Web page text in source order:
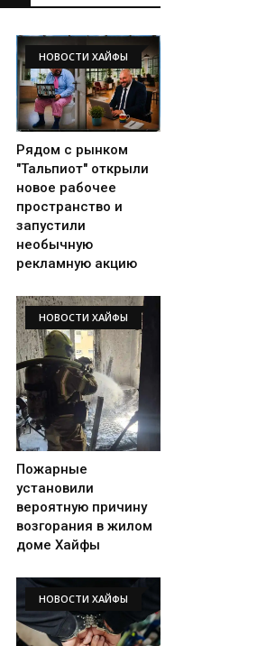
НОВОСТИ ХАЙФЫ
Рядом с рынком
"Тальпиот" открыли
новое рабочее
пространство и
запустили
необычную
рекламную акцию
НОВОСТИ ХАЙФЫ
Пожарные
установили
вероятную причину
возгорания в жилом
доме Хайфы
НОВОСТИ ХАЙФЫ